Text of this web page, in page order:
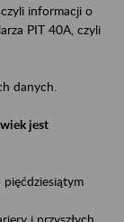
informacji o
PIT 40A, czyli
danych.
jest
i przyszłych